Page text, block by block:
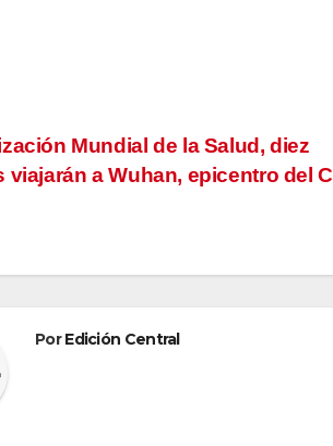
Mundial de la Salud, diez
viajarán a Wuhan, epicentro del
PorEdición Central